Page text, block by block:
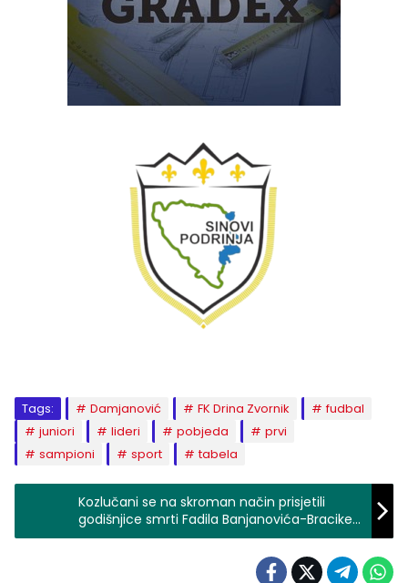
Tags: Damjanović FK Drina Zvornik
fudbal
juniori
lideri pobjeda
prvi
sampioni
sport tabela
Kozlučani se na skroman način prisjetili
godišnjice smrti Fadila Banjanovića-Bracike
(FOTO)